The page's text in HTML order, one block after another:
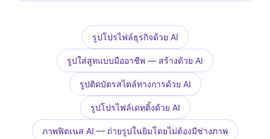
รูปโปรไฟล์ธุรกิจด้วย AI
รูปใส่สูทแบบมืออาชีพ — สร้างด้วย AI
รูปติดบัตรสไตล์ทางการด้วย AI
รูปโปรไฟล์เดทติ้งด้วย AI
ภาพฟิตเนส AI — ถ่ายรูปในยิมโดยไม่ต้องมีช่างภาพ